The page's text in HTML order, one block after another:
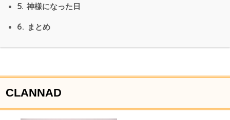
5. 神様になった日
6. まとめ
CLANNAD